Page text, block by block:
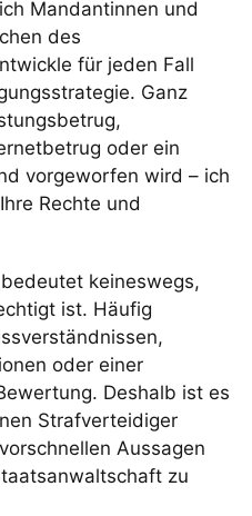
Mandantinnen und
des
für jeden Fall
Ganz
oder ein
vorgeworfen wird – ich
Rechte und
keineswegs,
ist. Häufig
oder einer
Deshalb ist es
Strafverteidiger
Aussagen
zu